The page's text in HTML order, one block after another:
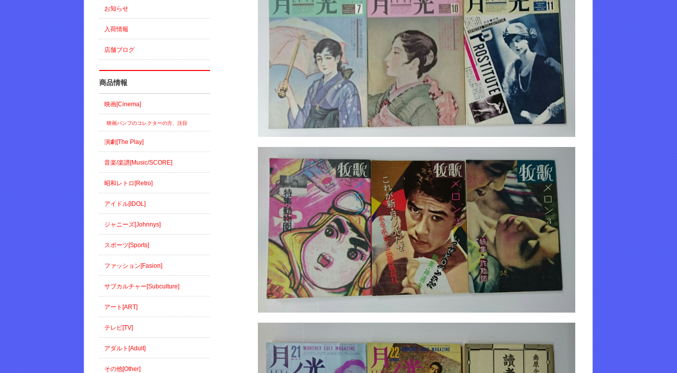
お知らせ
入荷情報
店舗ブログ
商品情報
映画[Cinema]
映画パンフのコレクターの方、注目
演劇[The Play]
音楽/楽譜[Music/SCORE]
昭和レトロ[Retro]
アイドル[IDOL]
ジャニーズ[Johnnys]
スポーツ[Sports]
ファッション[Fasion]
サブカルチャー[Subculture]
アート[ART]
テレビ[TV]
アダルト[Adult]
その他[Other]